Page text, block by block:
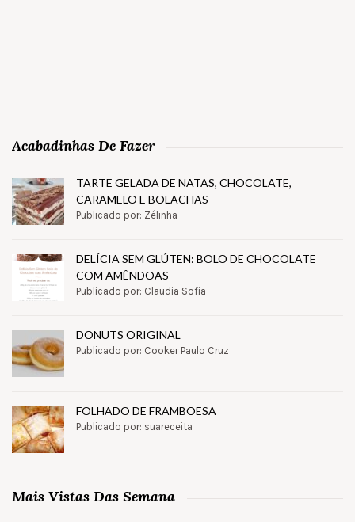
Acabadinhas De Fazer
TARTE GELADA DE NATAS, CHOCOLATE,
CARAMELO E BOLACHAS
Publicado por: Zélinha
DELÍCIA SEM GLÚTEN: BOLO DE CHOCOLATE
COM AMÊNDOAS
Publicado por: Claudia Sofia
DONUTS ORIGINAL
Publicado por: Cooker Paulo Cruz
FOLHADO DE FRAMBOESA
Publicado por: suareceita
Mais Vistas Das Semana